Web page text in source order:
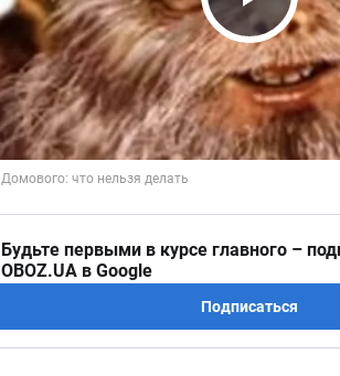
Play
Будьте первыми в курсе главного –
OBOZ.UA в Google
Подписаться